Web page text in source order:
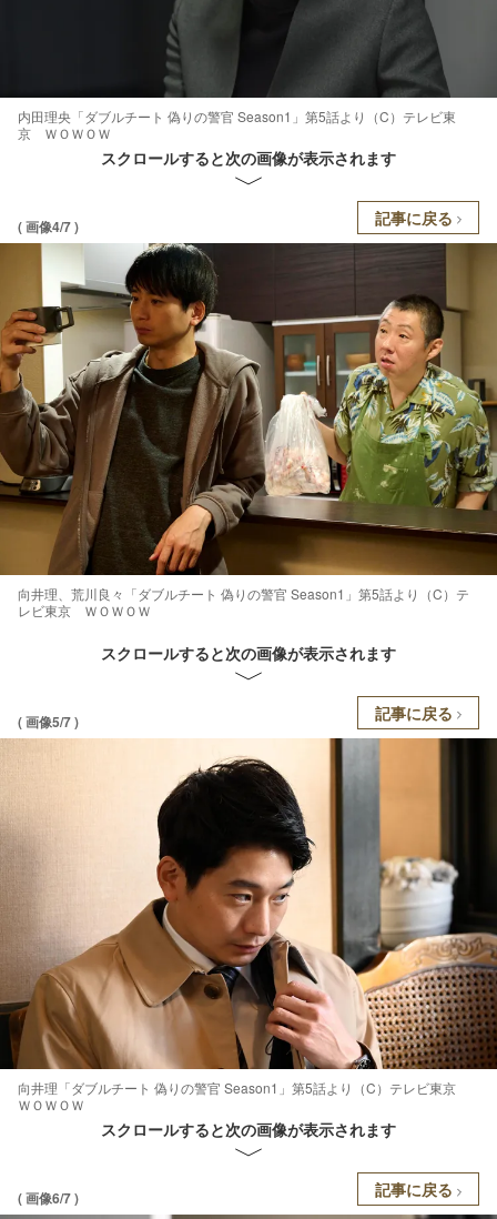
内田理央「ダブルチート 偽りの警官 Season1」第5話より（C）テレビ東
京 ＷＯＷＯＷ
スクロールすると次の画像が表示されます
( 画像4/7 ) 記事に戻る
向井理、荒川良々「ダブルチート 偽りの警官 Season1」第5話より（C）テ
レビ東京 ＷＯＷＯＷ
スクロールすると次の画像が表示されます
( 画像5/7 ) 記事に戻る
向井理「ダブルチート 偽りの警官 Season1」第5話より（C）テレビ東京
ＷＯＷＯＷ
スクロールすると次の画像が表示されます
( 画像6/7 ) 記事に戻る